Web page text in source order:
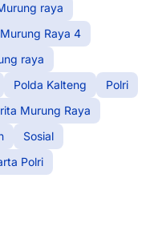
raya
Raya 4
raya
Polda Kalteng
Polri
Murung Raya
Sosial
Polri